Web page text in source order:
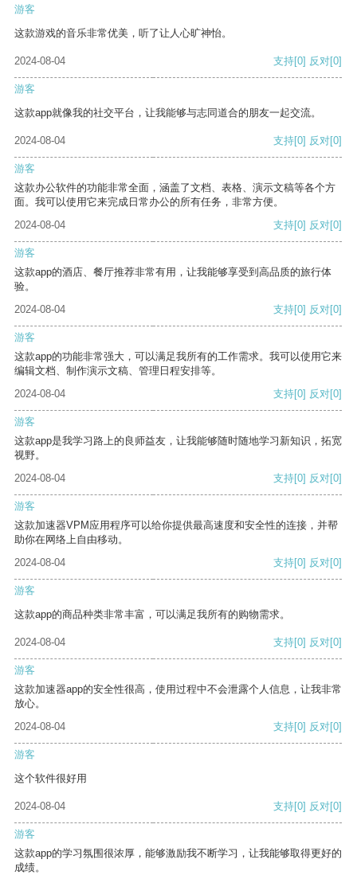
游客
这款游戏的音乐非常优美，听了让人心旷神怡。
2024-08-04 支持[0] 反对[0]
游客
这款app就像我的社交平台，让我能够与志同道合的朋友一起交流。
2024-08-04 支持[0] 反对[0]
游客
这款办公软件的功能非常全面，涵盖了文档、表格、演示文稿等各个方
面。我可以使用它来完成日常办公的所有任务，非常方便。
2024-08-04
支持[0] 反对[0]
游客
这款app的酒店、餐厅推荐非常有用，让我能够享受到高品质的旅行体
验。
2024-08-04
支持[0] 反对[0]
游客
这款app的功能非常强大，可以满足我所有的工作需求。我可以使用它来
编辑文档、制作演示文稿、管理日程安排等。
2024-08-04
支持[0] 反对[0]
游客
这款app是我学习路上的良师益友，让我能够随时随地学习新知识，拓宽
视野。
2024-08-04
支持[0] 反对[0]
游客
这款加速器VPM应用程序可以给你提供最高速度和安全性的连接，并帮
助你在网络上自由移动。
2024-08-04
支持[0] 反对[0]
游客
这款app的商品种类非常丰富，可以满足我所有的购物需求。
2024-08-04 支持[0] 反对[0]
游客
这款加速器app的安全性很高，使用过程中不会泄露个人信息，让我非常
放心。
2024-08-04
支持[0] 反对[0]
游客
这个软件很好用
2024-08-04 支持[0] 反对[0]
游客
这款app的学习氛围很浓厚，能够激励我不断学习，让我能够取得更好的
成绩。